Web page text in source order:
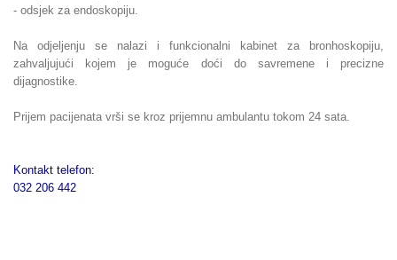
- odsjek za endoskopiju.
Na odjeljenju se nalazi i funkcionalni kabinet za bronhoskopiju,
zahvaljujući kojem je moguće doći do savremene i precizne
dijagnostike.
Prijem pacijenata vrši se kroz prijemnu ambulantu tokom 24 sata.
Kontakt telefon:
032 206 442